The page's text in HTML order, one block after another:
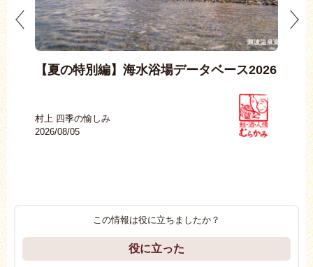
【夏の特別編】海水浴場データベース2026
村上 四季の愉しみ
2026/08/05
イ
この情報は役に立ちましたか？
役に立った